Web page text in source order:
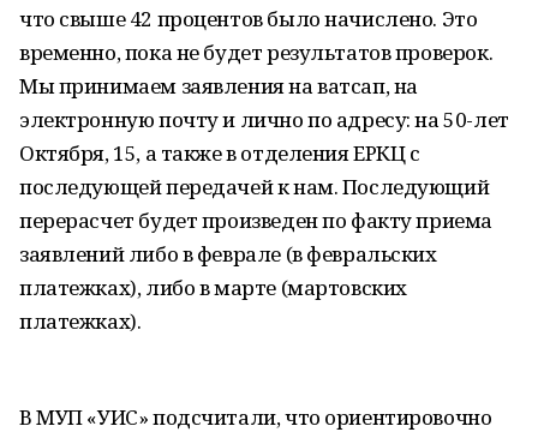
что свыше 42 процентов было начислено. Это
временно, пока не будет результатов проверок.
Мы принимаем заявления на ватсап, на
электронную почту и лично по адресу: на 50-лет
Октября, 15, а также в отделения ЕРКЦ с
последующей передачей к нам. Последующий
перерасчет будет произведен по факту приема
заявлений либо в феврале (в февральских
платежках), либо в марте (мартовских
платежках).
В МУП «УИС» подсчитали, что ориентировочно